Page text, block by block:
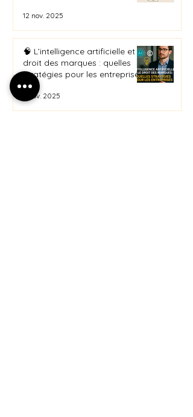
trop tard
12 nov. 2025
🧠 L’intelligence artificielle et le
droit des marques : quelles
stratégies pour les entreprises
en 2025 ?
4 nov. 2025